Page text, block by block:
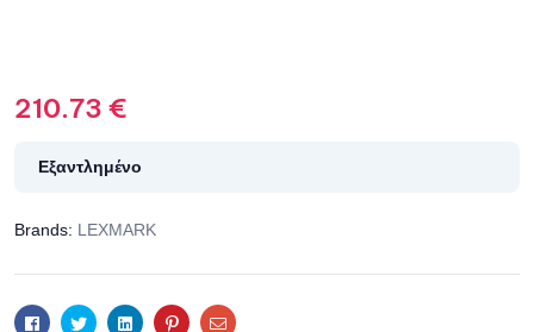
210.73 €
Εξαντλημένο
Brands: LEXMARK
FacebookTwitterLinkedinPinterestEmail